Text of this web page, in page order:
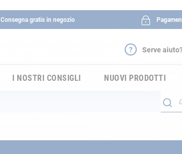
Consegna gratis in negozio
Serve
I NOSTRI CONSIGLI NUOVI PRODOTTI
Search